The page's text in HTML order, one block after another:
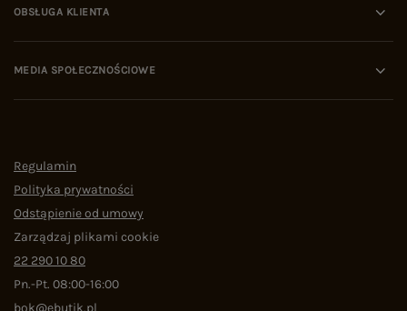
OBSŁUGA KLIENTA
MEDIA SPOŁECZNOŚCIOWE
Regulamin
Polityka prywatności
Odstąpienie od umowy
Zarządzaj plikami cookie
22 290 10 80
Pn.-Pt. 08:00-16:00